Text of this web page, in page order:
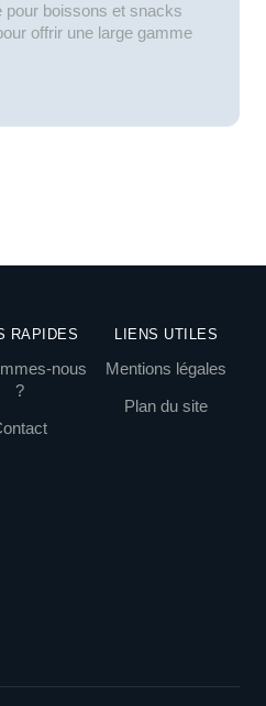
pour boissons et snacks
offrir une large gamme
RAPIDES
nous
?
LIENS UTILES
Mentions légales
Plan du site